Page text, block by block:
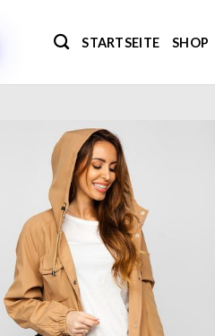
STARTSEITE SHOP